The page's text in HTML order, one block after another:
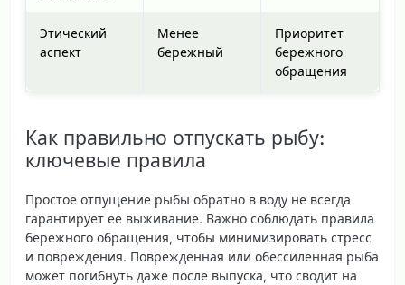
Этический
аспект
Менее
бережный
Приоритет
бережного
обращения
Как правильно отпускать рыбу:
ключевые правила
Простое отпущение рыбы обратно в воду не всегда
гарантирует её выживание. Важно соблюдать правила
бережного обращения, чтобы минимизировать стресс
и повреждения. Повреждённая или обессиленная рыба
может погибнуть даже после выпуска, что сводит на